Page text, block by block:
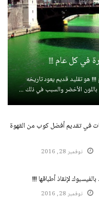
في كل عام !!!
هو تقليد قديم يعود تاريخه
الأخضر والسبب في ذلك ...
في تقديم أفضل كوب من القهوة
نوفمبر 28, 2016
لإنقاذ أطباقها !!!
نوفمبر 28, 2016